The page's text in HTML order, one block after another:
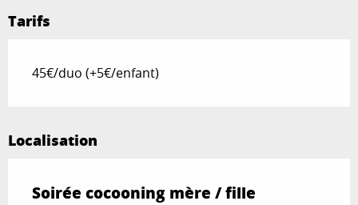
Tarifs
45€/duo (+5€/enfant)
Localisation
Soirée cocooning mère / fille